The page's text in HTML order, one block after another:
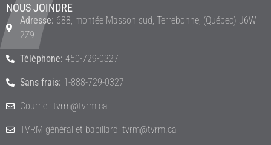
NOUS JOINDRE
Adresse: 688, montée Masson sud, Terrebonne, (Québec) J6W
2Z9
Téléphone: 450-729-0327
Sans frais: 1-888-729-0327
Courriel: tvrm@tvrm.ca
TVRM général et babillard: tvrm@tvrm.ca